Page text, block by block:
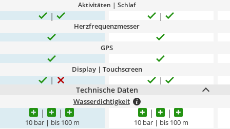
Aktivitäten | Schlaf
Herzfrequenzmesser
GPS
Display | Touchscreen
Technische Daten
Wasserdichtigkeit
10 bar | bis 100 m 10 bar | bis 100 m